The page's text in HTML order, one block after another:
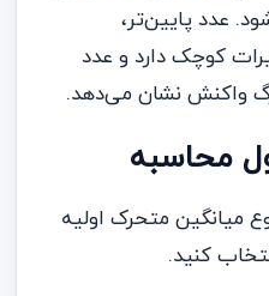
عدد پایین‌تر،
کوچک دارد و عدد
واکنش نشان می‌دهد.
میانگین متحرک اولیه